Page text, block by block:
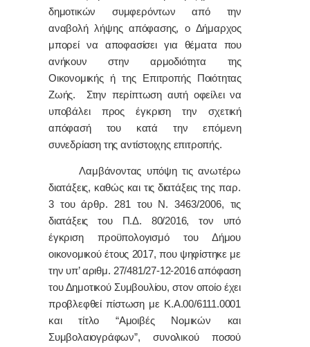
δημοτικών συμφερόντων από την
αναβολή λήψης απόφασης, ο Δήμαρχος
μπορεί να αποφασίσει για θέματα που
ανήκουν στην αρμοδιότητα της
Οικονομικής ή της Επιτροπής Ποιότητας
Ζωής. Στην περίπτωση αυτή οφείλει να
υποβάλει προς έγκριση την σχετική
απόφασή του κατά την επόμενη
συνεδρίαση της αντίστοιχης επιτροπής.
Λαμβάνοντας υπόψη τις ανωτέρω
διατάξεις, καθώς και τις διατάξεις της παρ.
3 του άρθρ. 281 του Ν. 3463/2006,
τις
διατάξεις του Π.Δ. 80/2016,τον υπό
έγκριση προϋπολογισμό του Δήμου
οικονομικού έτους 2017, που ψηφίστηκε με
την υπ’ αριθμ. 27/481/27-12-2016 απόφαση
του Δημοτικού Συμβουλίου, στον οποίο έχει
προβλεφθεί πίστωση με Κ.Α.00/6111.0001
και τίτλο “Αμοιβές Νομικών και
Συμβολαιογράφων”, συνολικού ποσού